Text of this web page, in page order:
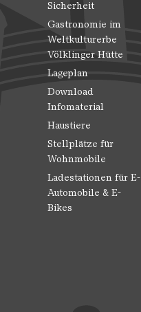
Sicherheit
Gastronomie im
Weltkulturerbe
Völklinger Hütte
Lageplan
Download
Infomaterial
Haustiere
Stellplätze für
Wohnmobile
Ladestationen für E-
Automobile & E-
Bikes